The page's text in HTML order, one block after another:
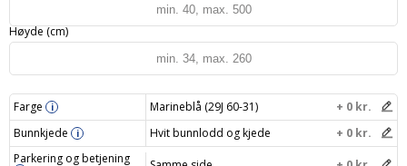
Høyde (cm)
Farge i Marineblå (29J 60-31)
+ 0 kr.
Bunnkjede
i Hvit bunnlodd og kjede
+ 0 kr.
Parkering og betjening